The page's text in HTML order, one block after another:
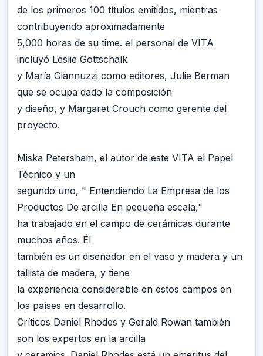
de los primeros 100 títulos emitidos, mientras
contribuyendo aproximadamente
5,000 horas de su time. el personal de VITA
incluyó Leslie Gottschalk
y María Giannuzzi como editores, Julie Berman
que se ocupa dado la composición
y diseño, y Margaret Crouch como gerente del
proyecto.
Miska Petersham, el autor de este VITA el Papel
Técnico y un
segundo uno, " Entendiendo La Empresa de los
Productos De arcilla En pequeña escala,"
ha trabajado en el campo de cerámicas durante
muchos años. Él
también es un diseñador en el vaso y madera y un
tallista de madera, y tiene
la experiencia considerable en estos campos en
los países en desarrollo.
Críticos Daniel Rhodes y Gerald Rowan también
son los expertos en la arcilla